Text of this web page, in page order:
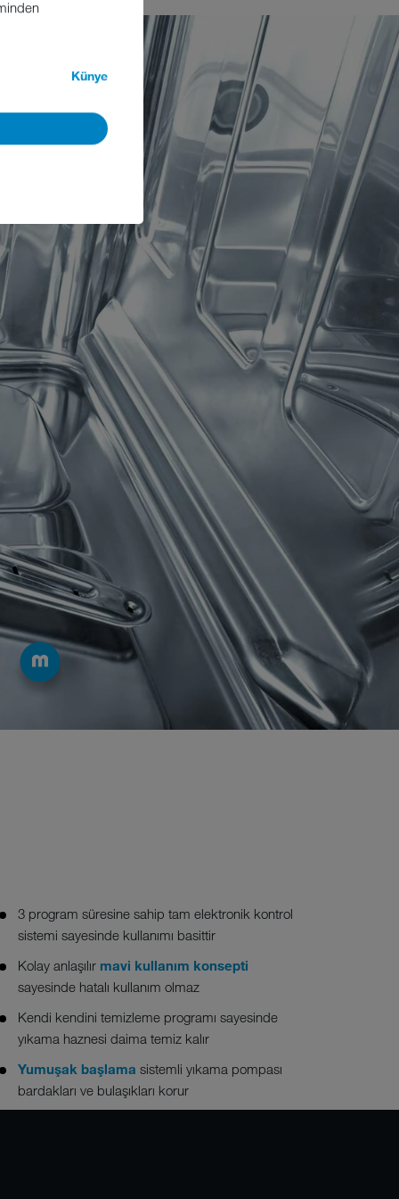
Künye
3 program süresine sahip tam elektronik kontrol
sistemi sayesinde kullanımı basittir
Kolay anlaşılır mavi kullanım konsepti
sayesinde hatalı kullanım olmaz
Kendi kendini temizleme programı sayesinde
yıkama haznesi daima temiz kalır
Yumuşak başlama sistemli yıkama pompası
bardakları ve bulaşıkları korur